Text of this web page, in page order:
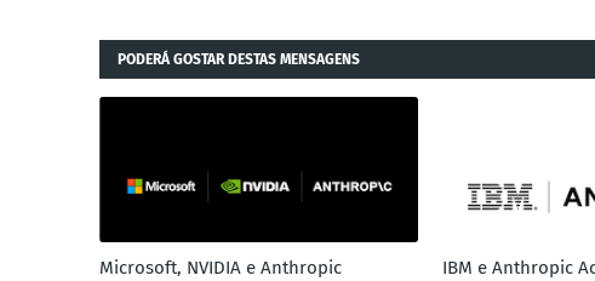
PODERÁ GOSTAR DESTAS MENSAGENS
Microsoft, NVIDIA e Anthropic
IBM e Anthropic